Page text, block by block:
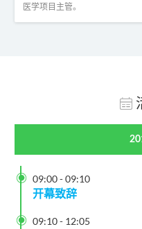
医学项目主管。
09:00-09:10

开幕致辞
09:10- 12:05
